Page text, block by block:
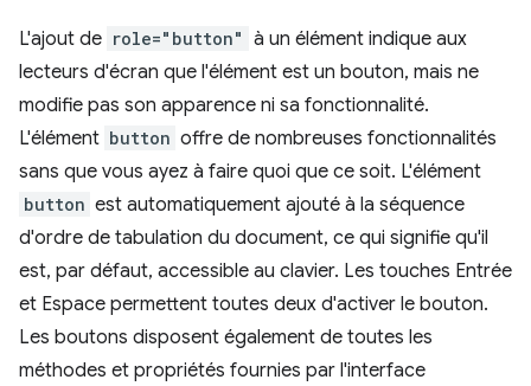
L'ajout de role="button" à un élément indique aux
lecteurs d'écran que l'élément est un bouton, mais ne
modifie pas son apparence ni sa fonctionnalité.
L'élément button offre de nombreuses fonctionnalités
sans que vous ayez à faire quoi que ce soit. L'élément
button est automatiquement ajouté à la séquence
d'ordre de tabulation du document, ce qui signifie qu'il
est, par défaut, accessible au clavier. Les touches Entrée
et Espace permettent toutes deux d'activer le bouton.
Les boutons disposent également de toutes les
méthodes et propriétés fournies par l'interface